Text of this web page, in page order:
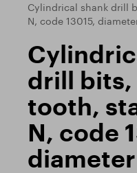
Cylindrical shank drill
N, code 13015,
drill bits,
tooth,
N, code